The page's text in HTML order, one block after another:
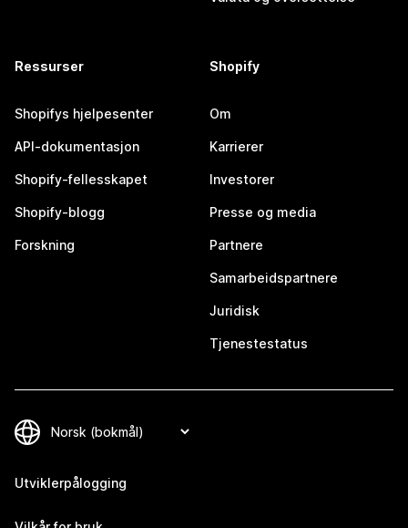
Ressurser
Shopifys hjelpesenter
API-dokumentasjon
Shopify-fellesskapet
Shopify-blogg
Forskning
Shopify
Om
Karrierer
Investorer
Presse og media
Partnere
Samarbeidspartnere
Juridisk
Tjenestestatus
Utviklerpålogging